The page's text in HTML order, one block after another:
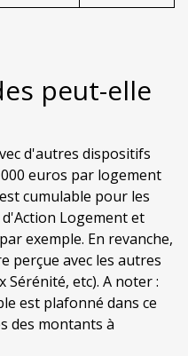
peut-elle
d'autres dispositifs
euros par logement
cumulable pour les
d'Action Logement et
exemple. En revanche,
perçue avec les autres
Sérénité, etc). A noter :
est plafonné dans ce
des montants à